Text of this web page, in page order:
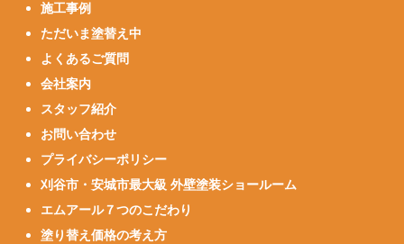
施工事例
ただいま塗替え中
よくあるご質問
会社案内
スタッフ紹介
お問い合わせ
プライバシーポリシー
刈谷市・安城市最大級 外壁塗装ショールーム
エムアール７つのこだわり
塗り替え価格の考え方